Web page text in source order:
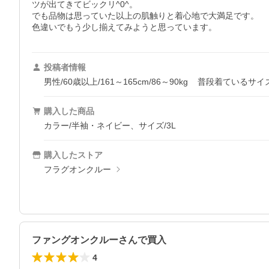
ツが出てきてビックリ^0^。
でも品物は思っていた以上の肌触りと着心地で大満足です。
色違いでもう少し揃えてみようと思っています。
投稿者情報
男性/60歳以上/161～165cm/86～90kg
普段着ているサイ
購入した商品
カラー/半袖・ネイビー、サイズ/3L
購入したストア
フラグオンクルー
ファングオンクルーさんで買入
4